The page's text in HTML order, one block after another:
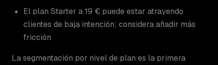
El plan Starter a 19 € puede estar atrayendo
clientes de baja intención; considera añadir más
fricción
La segmentación por nivel de plan es la primera